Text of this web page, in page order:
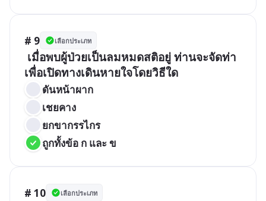
# 9 เลือกประเภท
เพื่อเปิดทางเดินหายใจโดยวิธีใด
ดันหน้าผาก
เชยคาง
ยกขากรรไกร
ถูกทั้งข้อ ก และ ข
# 10 เลือกประเภท